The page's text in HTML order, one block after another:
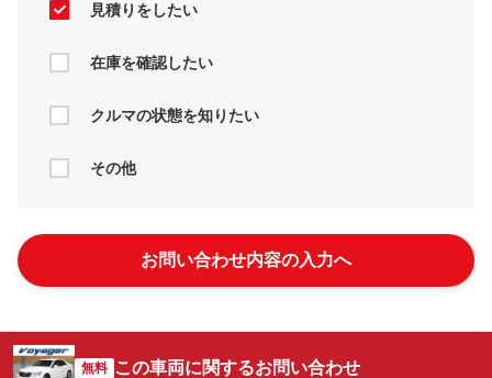
見積りをしたい
在庫を確認したい
クルマの状態を知りたい
その他
お問い合わせ内容の入力へ
無料 この車両に関するお問い合わせ